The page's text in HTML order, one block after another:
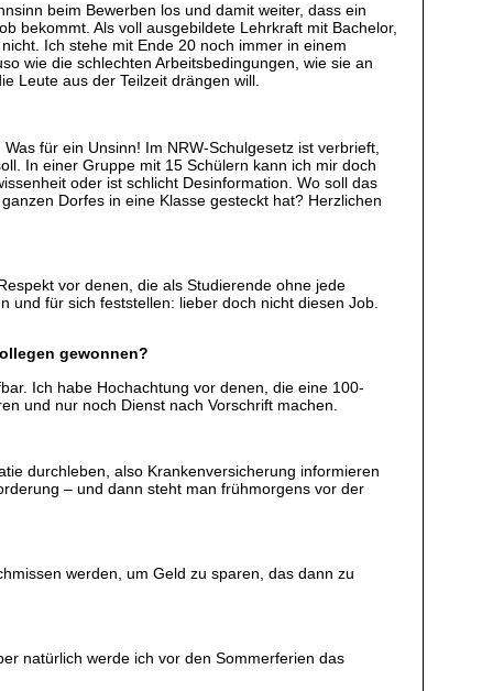
beim Bewerben los und damit weiter, dass ein
bekommt. Als voll ausgebildete Lehrkraft mit Bachelor,
Ich stehe mit Ende 20 noch immer in einem
wie die schlechten Arbeitsbedingungen, wie sie an
Leute aus der Teilzeit drängen will.
für ein Unsinn! Im NRW-Schulgesetz ist verbrieft,
In einer Gruppe mit 15 Schülern kann ich mir doch
oder ist schlicht Desinformation. Wo soll das
Dorfes in eine Klasse gesteckt hat? Herzlichen
vor denen, die als Studierende ohne jede
für sich feststellen: lieber doch nicht diesen Job.
gewonnen?
Ich habe Hochachtung vor denen, die eine 100-
und nur noch Dienst nach Vorschrift machen.
durchleben, also Krankenversicherung informieren
– und dann steht man frühmorgens vor der
werden, um Geld zu sparen, das dann zu
natürlich werde ich vor den Sommerferien das